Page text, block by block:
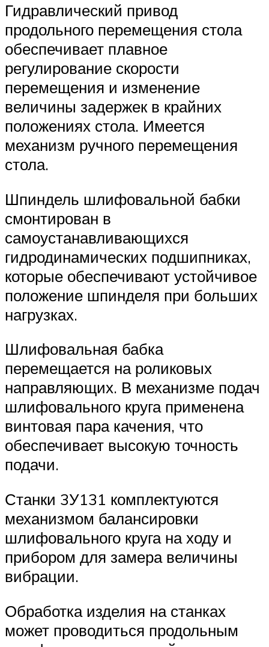
Гидравлический привод
продольного перемещения стола
обеспечивает плавное
регулирование скорости
перемещения и изменение
величины задержек в крайних
положениях стола. Имеется
механизм ручного перемещения
стола.
Шпиндель шлифовальной бабки
смонтирован в
самоустанавливающихся
гидродинамических подшипниках,
которые обеспечивают устойчивое
положение шпинделя при больших
нагрузках.
Шлифовальная бабка
перемещается на роликовых
направляющих. В механизме подач
шлифовального круга применена
винтовая пара качения, что
обеспечивает высокую точность
подачи.
Станки 3У131 комплектуются
механизмом балансировки
шлифовального круга на ходу и
прибором для замера величины
вибрации.
Обработка изделия на станках
может проводиться продольным